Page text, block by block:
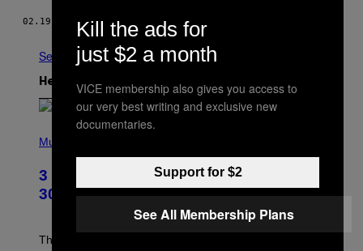
02.19.15 DOORCATHARINA GERRITSEN
See All
Het Laatste
H
O
B
Y
B
Music
3 No-Skip Geek Rock Albums Turning
30 This Year
These staples in geek rock from 1996 are turning 30
Kill the ads for
just $2 a month
VICE membership also gives you access to
our very best writing and exclusive new
documentaries.
Support for $2
See All Membership Plans